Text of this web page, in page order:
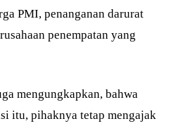
PMI, penanganan darurat
penempatan yang
mengungkapkan, bahwa
itu, pihaknya tetap mengajak